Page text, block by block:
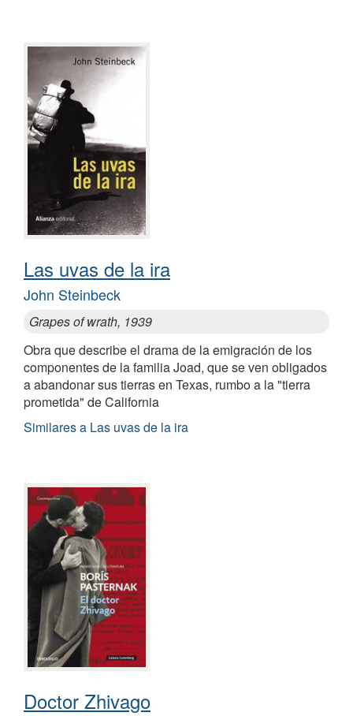
Las uvas de la ira
John Steinbeck
Grapes of wrath, 1939
Obra que describe el drama de la emigración de los
componentes de la familia Joad, que se ven obligados
a abandonar sus tierras en Texas, rumbo a la "tierra
prometida" de California
Similares a Las uvas de la ira
Doctor Zhivago